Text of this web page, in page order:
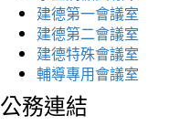
建德第一會議室
建德第二會議室
建德特殊會議室
輔導專用會議室
公務連結